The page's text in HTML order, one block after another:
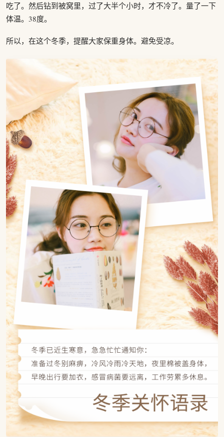
吃了。然后钻到被窝里，过了大半个小时，才不冷了。量了一下
体温。38度。
所以，在这个冬季，提醒大家保重身体。避免受凉。